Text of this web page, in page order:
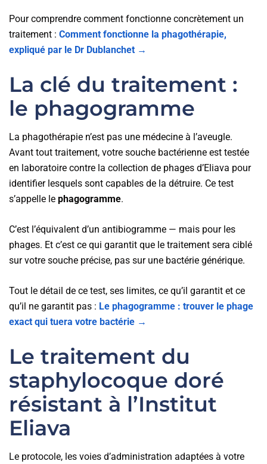
Pour comprendre comment fonctionne concrètement un
traitement : Comment fonctionne la phagothérapie,
expliqué par le Dr Dublanchet →
La clé du traitement :
le phagogramme
La phagothérapie n’est pas une médecine à l’aveugle.
Avant tout traitement, votre souche bactérienne est testée
en laboratoire contre la collection de phages d’Eliava pour
identifier lesquels sont capables de la détruire. Ce test
s’appelle le phagogramme.
C’est l’équivalent d’un antibiogramme — mais pour les
phages. Et c’est ce qui garantit que le traitement sera ciblé
sur votre souche précise, pas sur une bactérie générique.
Tout le détail de ce test, ses limites, ce qu’il garantit et ce
qu’il ne garantit pas : Le phagogramme : trouver le phage
exact qui tuera votre bactérie →
Le traitement du
staphylocoque doré
résistant à l’Institut
Eliava
Le protocole, les voies d’administration adaptées à votre